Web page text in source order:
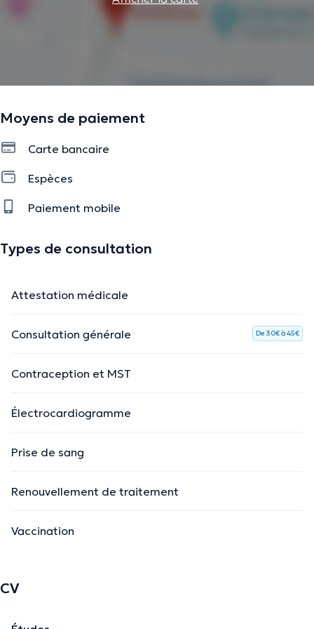
Moyens de paiement
Carte bancaire
Espèces
Paiement mobile
Types de consultation
Attestation médicale
Consultation générale De 30€ à 45€
Contraception et MST
Électrocardiogramme
Prise de sang
Renouvellement de traitement
Vaccination
CV